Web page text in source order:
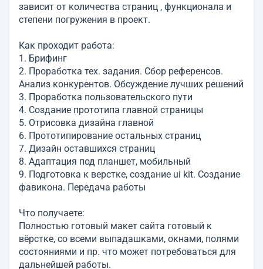
зависит от количества страниц , функционала и
степени погружения в проект.
Как проходит работа:
1. Брифинг
2. Проработка тех. задания. Сбор референсов.
Анализ конкурентов. Обсуждение лучших решений
3. Проработка пользовательского пути
4. Создание прототипа главной страницы
5. Отрисовка дизайна главной
6. Прототипирование остальных страниц
7. Дизайн оставшихся страниц
8. Адаптация под планшет, мобильный
9. Подготовка к верстке, создание ui kit. Создание
фавикона. Передача работы
Что получаете:
Полностью готовый макет сайта готовый к
вёрстке, со всеми выпадашками, окнами, полями
состояниями и пр. что может потребоваться для
дальнейшей работы.